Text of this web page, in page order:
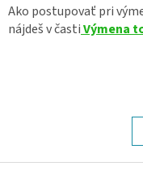
Ako postupovať pri
nájdeš v častiVýmena